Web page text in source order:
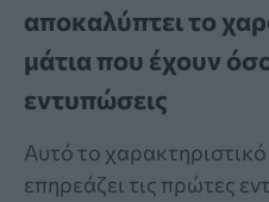
αποκαλύπτει το
μάτια που έχουν
εντυπώσεις
Αυτό το
επηρεάζει τις πρώτες